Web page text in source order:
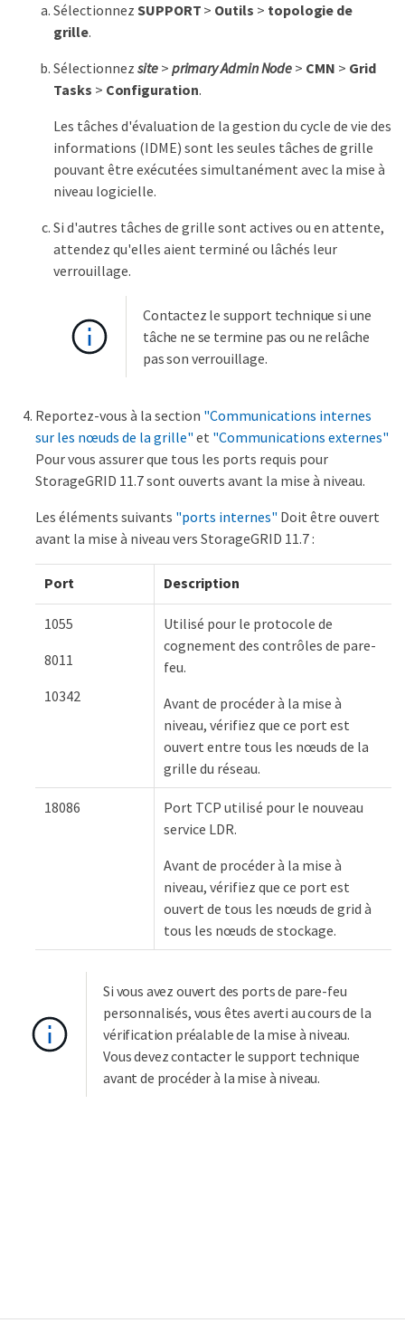
Sélectionnez SUPPORT > Outils > topologie de
grille.
Sélectionnez site> primary Admin Node > CMN > Grid
Tasks > Configuration.
Les tâches d'évaluation de la gestion du cycle de vie des
informations (IDME) sont les seules tâches de grille
pouvant être exécutées simultanément avec la mise à
niveau logicielle.
Si d'autres tâches de grille sont actives ou en attente,
attendez qu'elles aient terminé ou lâchés leur
verrouillage.
Contactez le support technique si une
tâche ne se termine pas ou ne relâche
pas son verrouillage.
Reportez-vous à la section "Communications internes
sur les nœuds de la grille" et "Communications externes"
Pour vous assurer que tous les ports requis pour
StorageGRID 11.7 sont ouverts avant la mise à niveau.
Les éléments suivants "ports internes" Doit être ouvert
avant la mise à niveau vers StorageGRID 11.7 :
Port Description
1055
8011
10342
Utilisé pour le protocole de
cognement des contrôles de pare-
feu.
Avant de procéder à la mise à
niveau, vérifiez que ce port est
ouvert entre tous les nœuds de la
grille du réseau.
18086
Port TCP utilisé pour le nouveau
service LDR.
Avant de procéder à la mise à
niveau, vérifiez que ce port est
ouvert de tous les nœuds de grid à
tous les nœuds de stockage.
Si vous avez ouvert des ports de pare-feu
personnalisés, vous êtes averti au cours de la
vérification préalable de la mise à niveau.
Vous devez contacter le support technique
avant de procéder à la mise à niveau.